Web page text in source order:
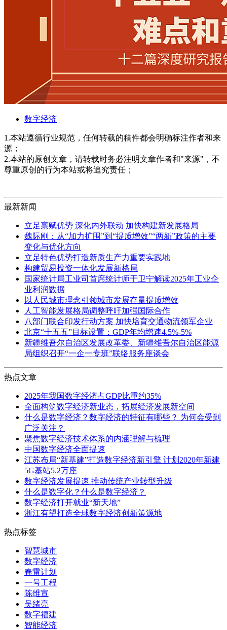
数字经济
1.本站遵循行业规范，任何转载的稿件都会明确标注作者和来
源；
2.本站的原创文章，请转载时务必注明文章作者和"来源"，不
尊重原创的行为本站或将追究责任；
最新新闻
立足禀赋优势 深化内外联动 加快构建新发展格局
魏际刚：从“加力扩围”到“提质增效”“两新”政策的主要
变化与优化方向
立足特色优势打造新质生产力重要实践地
构建贸易投资一体化发展新格局
国家统计局工业司首席统计师于卫宁解读2025年工业企
业利润数据
以人民城市理念引领城市发展存量提质增效
人工智能发展格局调整呼吁加强国际合作
八部门联合印发行动方案 加快培育交通物流领军企业
北京“十五五”目标设置：GDP年均增速4.5%-5%
新疆维吾尔自治区发展改革委、新疆维吾尔自治区能源
局组织召开“一企一专班”联络服务座谈会
热点文章
2025年我国数字经济占GDP比重约35%
全面构筑数字经济新业态，拓展经济发展新空间
什么是数字经济？数字经济的特征有哪些？ 为何会受到
广泛关注？
聚焦数字经济技术体系的内涵理解与梳理
中国数字经济全面提速
江苏布局“新基建”打造数字经济新引擎 计划2020年新建
5G基站5.2万座
数字经济发展提速 推动传统产业转型升级
什么是数字化？什么是数字经济？
数字经济打开就业“新天地”
浙江有望打造全球数字经济创新策源地
热点标签
智慧城市
数字经济
春雷计划
一号工程
陈维宣
吴绪亮
数字福建
智能经济